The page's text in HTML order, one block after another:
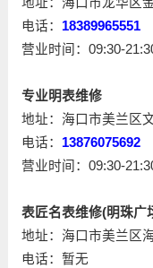
地址：海口市龙华区
电话： 18389965551
营业时间：09:30-
专业明表维修
地址：海口市美兰区
电话： 13876075692
营业时间：09:30-
表匠名表维修(明珠广
地址：海口市美兰区
电话：暂无